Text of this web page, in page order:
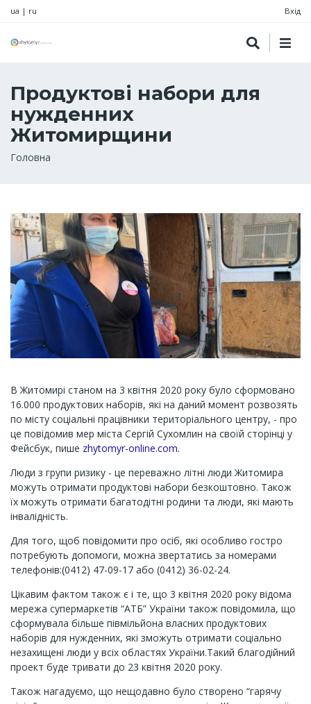
ua | ru Вхід
Продуктові набори для
нужденних
Житомирщини
Рядок
Головна
В Житомирі станом на 3 квітня 2020 року було сформовано
16.000 продуктових наборів, які на даний момент розвозять
по місту соціальні працівники територіального центру, - про
це повідомив мер міста Сергій Сухомлин на своїй сторінці у
Фейсбук, пише zhytomyr-online.com.
Люди з групи ризику - це переважно літні люди Житомира
можуть отримати продуктові набори безкоштовно. Також
їх можуть отримати багатодітні родини та люди, які мають
інвалідність.
Для того, щоб повідомити про осіб, які особливо гостро
потребують допомоги, можна звертатись за номерами
телефонів:(0412) 47-09-17 або (0412) 36-02-24.
Цікавим фактом також є і те, що 3 квітня 2020 року відома
мережа супермаркетів “АТБ” України також повідомила, що
сформувала більше півмільйона власних продуктових
наборів для нужденних, які зможуть отримати соціально
незахищені люди у всіх областях України.Такий благодійний
проект буде тривати до 23 квітня 2020 року.
Також нагадуємо, що нещодавно було створено “гарячу